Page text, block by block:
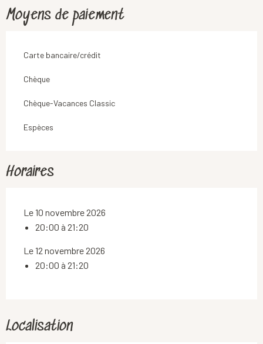
Moyens de paiement
Carte bancaire/crédit
Chèque
Chèque-Vacances Classic
Espèces
Horaires
Le 10 novembre 2026
20:00 à 21:20
Le 12 novembre 2026
20:00 à 21:20
Localisation